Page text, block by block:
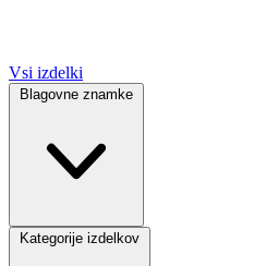
Vsi izdelki
Blagovne znamke
Kategorije izdelkov